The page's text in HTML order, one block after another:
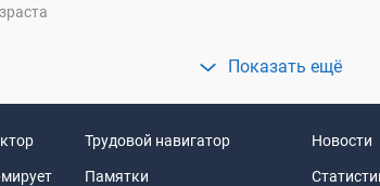
Трудовой навигатор
Памятки
Новости